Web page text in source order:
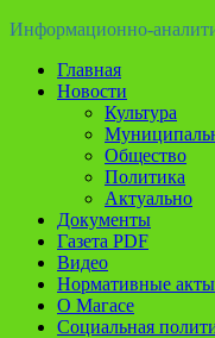
Информационно-
Главная
Новости
Культура
Общество
Политика
Актуально
Документы
Газета PDF
Видео
Нормативные акты
О Магасе
Социальная